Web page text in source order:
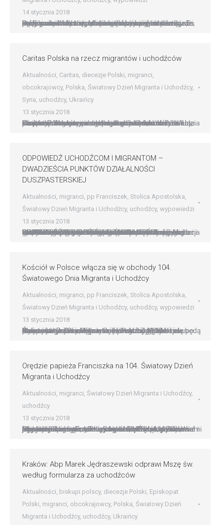
14 stycznia 2018
Bp Pieronek: do tragedii uchodźców nie możemy podchodzić od strony ekonomicznej i politycznej Dzisiaj modlimy się za uchodźców i migrantów. Ludzi, którzy nie z własnej winy i nie wszyscy, bo właściwie mały procent z nich, stali się jakby hasłem do tego, żeby wszystkich uznać za zabójców i morderców. To są prawdziwi ludzie. Musimy zrozumieć ich…
Caritas Polska na rzecz migrantów i uchodźców
Aktualności, Caritas, diecezje Polski, migranci,
obcokrajowcy, Polska, Światowy Dzień Migranta i Uchodźcy,
Syria, uchodźcy, Ukraińcy
13 stycznia 2018
Caritas Polska na rzecz migrantów i uchodźców Wsparcie finansowe diecezjalnych Centrów Pomocy, kampania edukacyjna czy uwrażliwianie młodych ludzi na istnienie osób z innych kultur – to niektóre działania Caritas Polska na rzecz migrantów i uchodźców planowane w tym roku. Kwota przeznaczona na projekty integracyjne wyniesie ponad 9,6 mln zł. W niedzielę 14 stycznia obchodzony będzie…
ODPOWIEDŹ UCHODŹCOM I MIGRANTOM –
DWADZIEŚCIA PUNKTÓW DZIAŁALNOŚCI
DUSZPASTERSKIEJ
Aktualności, migranci, pp Franciszek, Stolica Apostolska,
Światowy Dzień Migranta i Uchodźcy, uchodźcy, wypowiedzi
13 stycznia 2018
ODPOWIEDŹ UCHODŹCOM I MIGRANTOM – DWADZIEŚCIA PUNKTÓW DZIAŁALNOŚCI DUSZPASTERSKIEJ Dokument Watykańskiej Dykasterii ds. Promocji Integralnego Rozwoju Człowieka Migracja globalna jest poważnym wyzwaniem dla dużej części współczesnego świata i priorytetem dla Kościoła katolickiego. Papież Franciszek słowami i czynami wielokrotnie okazał swoje głębokie współczucie dla wszystkich przesiedleńców. Świadczą o tym jego spotkania z imigrantami oraz uchodźcami na…
Kościół w Polsce włącza się w obchody 104.
Światowego Dnia Migranta i Uchodźcy
Aktualności, migranci, pp Franciszek, Stolica Apostolska,
Światowy Dzień Migranta i Uchodźcy, uchodźcy, wypowiedzi
13 stycznia 2018
Kościół w Polsce włącza się w obchody 104. Światowego Dnia Migranta i Uchodźcy Kościół w Polsce aktywnie włącza się w obchody 104. Światowego Dnia Migranta i Uchodźcy. W tym roku przypada on jutro, 14 stycznia – w drugą niedzielę po uroczystości Objawienia Pańskiego. Z tej okazji w wybranych kościołach w całej Polsce odprawione będą Msze…
Orędzie papieża Franciszka na 104. Światowy Dzień
Migranta i Uchodźcy
Aktualności, migranci, Światowy Dzień Migranta i Uchodźcy,
uchodźcy
13 stycznia 2018
Orędzie papieża Franciszka na 104. Światowy Dzień Migranta i Uchodźcy Przyjmować, chronić, promować i integrować imigrantów i uchodźców Drodzy Bracia i Siostry! ?Przybysza, który się osiedlił wśród was, będziecie uważać za obywatela. Będziesz go miłował jak siebie samego, bo i wy byliście przybyszami w ziemi egipskiej. Ja jestem Pan, Bóg wasz!? (Kpł 19,34). W pierwszych…
Kraków: Abp Marek Jędraszewski odprawi Mszę św.
według formularza za uchodźców
Aktualności, biskupi polscy, diecezje Polski, Episkopat
Polski, migranci, obcokrajowcy, Polska, Światowy Dzień
Migranta i Uchodźcy, uchodźcy, Ukraińcy